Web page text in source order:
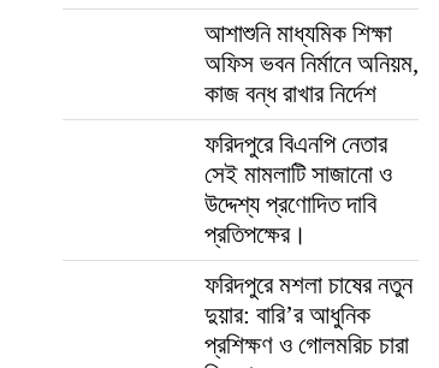
আশাশুনি মাধ্যমিক শিক্ষা
অফিস ভবন নির্মানে অনিয়ম,
কাজ বন্ধ রাখার নির্দেশ
ফরিদপুরে বিএনপি নেতার
সেই মামলাটি সাজানো ও
উদ্দেশ্য প্রণোদিত দাবি
প্রতিপক্ষের।
ফরিদপুরে মশলা চাষের নতুন
দুয়ার: বারি’র আধুনিক
প্রশিক্ষণ ও গোলমরিচ চারা